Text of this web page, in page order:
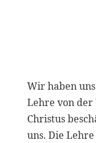
Wir haben
Lehre von der
Christus
uns. Die